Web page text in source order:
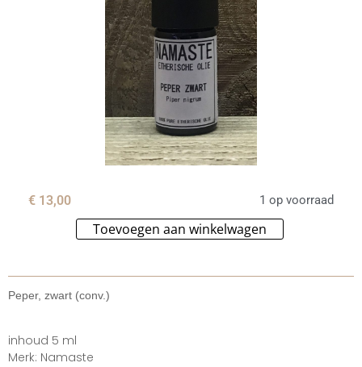
€ 13,00 1 op voorraad
Toevoegen aan winkelwagen
Peper, zwart (conv.)
inhoud 5 ml
Merk: Namaste